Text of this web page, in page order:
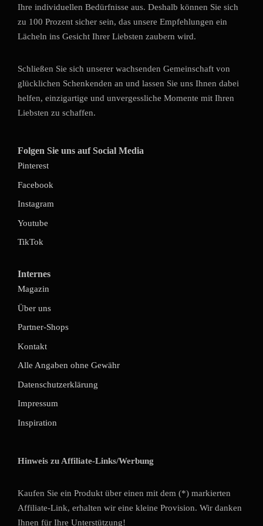
Ihre individuellen Bedürfnisse aus. Deshalb können Sie sich
zu 100 Prozent sicher sein, das unsere Empfehlungen ein
Lächeln ins Gesicht Ihrer Liebsten zaubern wird.
Schließen Sie sich unserer wachsenden Gemeinschaft von
glücklichen Schenkenden an und lassen Sie uns Ihnen dabei
helfen, einzigartige und unvergessliche Momente mit Ihren
Liebsten zu schaffen.
Folgen Sie uns auf Social Media
Pinterest
Facebook
Instagram
Youtube
TikTok
Internes
Magazin
Über uns
Partner-Shops
Kontakt
Alle Angaben ohne Gewähr
Datenschutzerklärung
Impressum
Inspiration
Hinweis zu Affiliate-Links/Werbung
Kaufen Sie ein Produkt über einen mit dem (*) markierten
Affiliate-Link, erhalten wir eine kleine Provision. Wir danken
Ihnen für Ihre Unterstützung!